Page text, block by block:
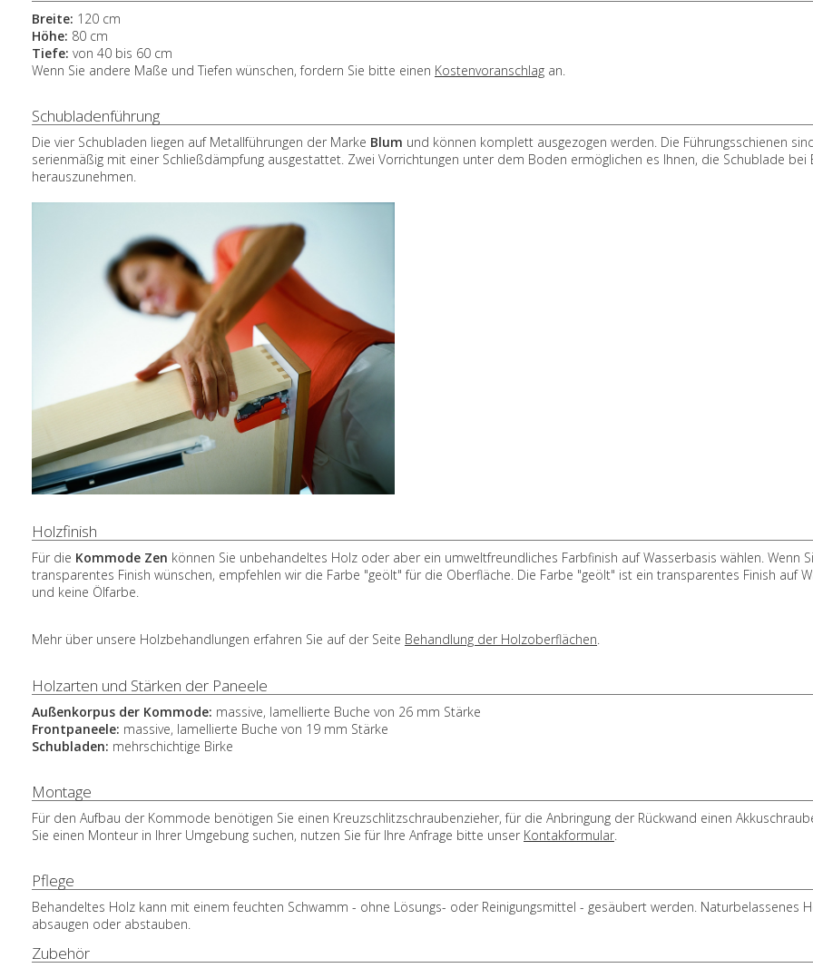
Breite: 120 cm
Höhe: 80 cm
Tiefe: von 40 bis 60 cm
Wenn Sie andere Maße und Tiefen wünschen, fordern Sie bitte einen Kostenvoranschlag an.
Schubladenführung
Die vier Schubladen liegen auf Metallführungen der Marke Blum und können komplett ausgezogen werden. Die Führungsschienen
serienmäßig mit einer Schließdämpfung ausgestattet. Zwei Vorrichtungen unter dem Boden ermöglichen es Ihnen, die Schublade bei
herauszunehmen.
Holzfinish
Für die Kommode Zen können Sie unbehandeltes Holz oder aber ein umweltfreundliches Farbfinish auf Wasserbasis wählen. Wenn
transparentes Finish wünschen, empfehlen wir die Farbe "geölt" für die Oberfläche. Die Farbe "geölt" ist ein transparentes Finish auf
und keine Ölfarbe.
Mehr über unsere Holzbehandlungen erfahren Sie auf der Seite Behandlung der Holzoberflächen.
Holzarten und Stärken der Paneele
Außenkorpus der Kommode: massive, lamellierte Buche von 26 mm Stärke
Frontpaneele: massive, lamellierte Buche von 19 mm Stärke
Schubladen: mehrschichtige Birke
Montage
Für den Aufbau der Kommode benötigen Sie einen Kreuzschlitzschraubenzieher, für die Anbringung der Rückwand einen
Sie einen Monteur in Ihrer Umgebung suchen, nutzen Sie für Ihre Anfrage bitte unser Kontakformular.
Pflege
Behandeltes Holz kann mit einem feuchten Schwamm - ohne Lösungs- oder Reinigungsmittel - gesäubert werden. Naturbelassenes
absaugen oder abstauben.
Zubehör